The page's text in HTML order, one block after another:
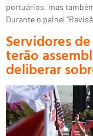
portuários, mas
Durante o painel
Servidores
terão
deliberar